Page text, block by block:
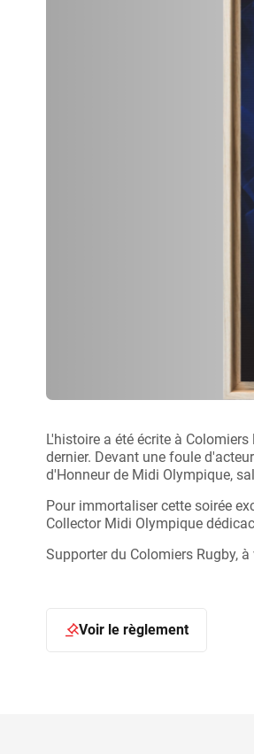
L'histoire a été écrite à
dernier. Devant une foule
d'Honneur de Midi Olympique,
Pour immortaliser cette soirée
Collector Midi Olympique
Supporter du Colomiers Rugby, à
Voir le règlement